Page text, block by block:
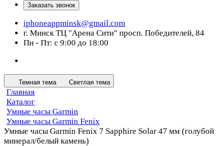
Заказать звонок
iphoneappminsk@gmail.com
г. Минск ТЦ "Арена Сити" просп. Победителей, 84
Пн - Пт: с 9:00 до 18:00
Темная тема Светлая тема
Главная
Каталог
Умные часы Garmin
Умные часы Garmin Fenix
Умные часы Garmin Fenix 7 Sapphire Solar 47 мм (голубой
минерал/белый камень)